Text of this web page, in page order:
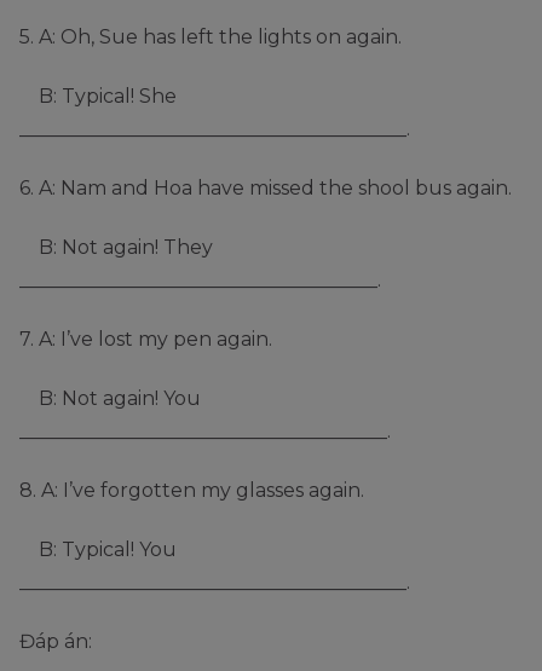
5. A: Oh, Sue has left the lights on again.
B: Typical! She
________________________________________.
6. A: Nam and Hoa have missed the shool bus again.
B: Not again! They
_____________________________________.
7. A: I’ve lost my pen again.
B: Not again! You
______________________________________.
8. A: I’ve forgotten my glasses again.
B: Typical! You
________________________________________.
Đáp án: